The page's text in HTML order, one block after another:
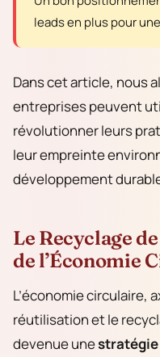
leads en plus pour
Dans cet article, nous
entreprises peuvent
révolutionner leurs
leur empreinte
développement
Le Recyclage
de l’Économie
L’économie circulaire,
réutilisation et le
devenue une